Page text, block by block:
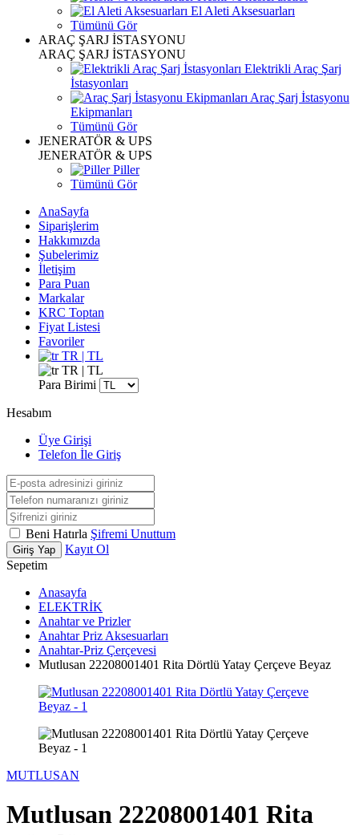
El Aleti Aksesuarları
Tümünü Gör
ARAÇ ŞARJ İSTASYONU
ARAÇ ŞARJ İSTASYONU
Elektrikli Araç Şarj
İstasyonları
Araç Şarj İstasyonu
Ekipmanları
Tümünü Gör
JENERATÖR & UPS
JENERATÖR & UPS
Piller
Tümünü Gör
AnaSayfa
Siparişlerim
Hakkımızda
Şubelerimiz
İletişim
Para Puan
Markalar
KRC Toptan
Fiyat Listesi
Favoriler
TR | TL
TR | TL
Para Birimi
Hesabım
Üye Girişi
Telefon İle Giriş
Beni Hatırla Şifremi Unuttum
Giriş Yap
Kayıt Ol
Sepetim
Anasayfa
ELEKTRİK
Anahtar ve Prizler
Anahtar Priz Aksesuarları
Anahtar-Priz Çerçevesi
Mutlusan 22208001401 Rita Dörtlü Yatay Çerçeve Beyaz
MUTLUSAN
Mutlusan 22208001401 Rita